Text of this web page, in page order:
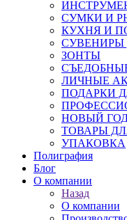
СУМКИ И
КУХНЯ И
ЗОНТЫ
ЛИЧНЫЕ
ПОДАРКИ
НОВЫЙ
ТОВАРЫ
УПАКОВКА
Полиграфия
Блог
О компании
Назад
О компании